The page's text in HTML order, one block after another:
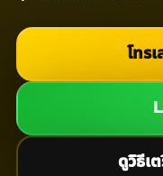
โทร
ดูวิธีเ